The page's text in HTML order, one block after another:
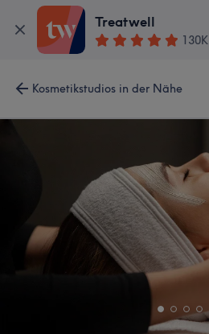
Treatwell
130K
Kosmetikstudios in der Nähe